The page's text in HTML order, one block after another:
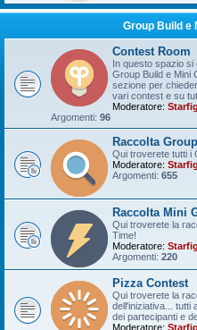
Group Build e
Contest Room
In questo spazio si
Group Build e Mini
sezione per
vari contest e su
Moderatore:
Argomenti: 96
Raccolta
Qui troverete tutti i
Moderatore:
Argomenti: 655
Raccolta Mini
Qui troverete la
Time!
Moderatore:
Argomenti: 220
Pizza Contest
Qui troverete la
dell'iniziativa... tutti
dei partecipanti e
Moderatore: